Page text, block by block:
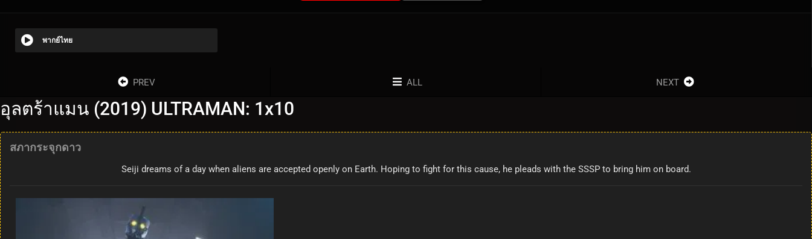
พากย์ไทย
PREV ALL NEXT
อุลตร้าแมน (2019) ULTRAMAN: 1x10
สภากระจุกดาว
Seiji dreams of a day when aliens are accepted openly on Earth. Hoping to fight for this cause, he pleads with the SSSP to bring him on board.